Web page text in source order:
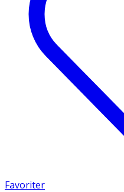
Favoriter